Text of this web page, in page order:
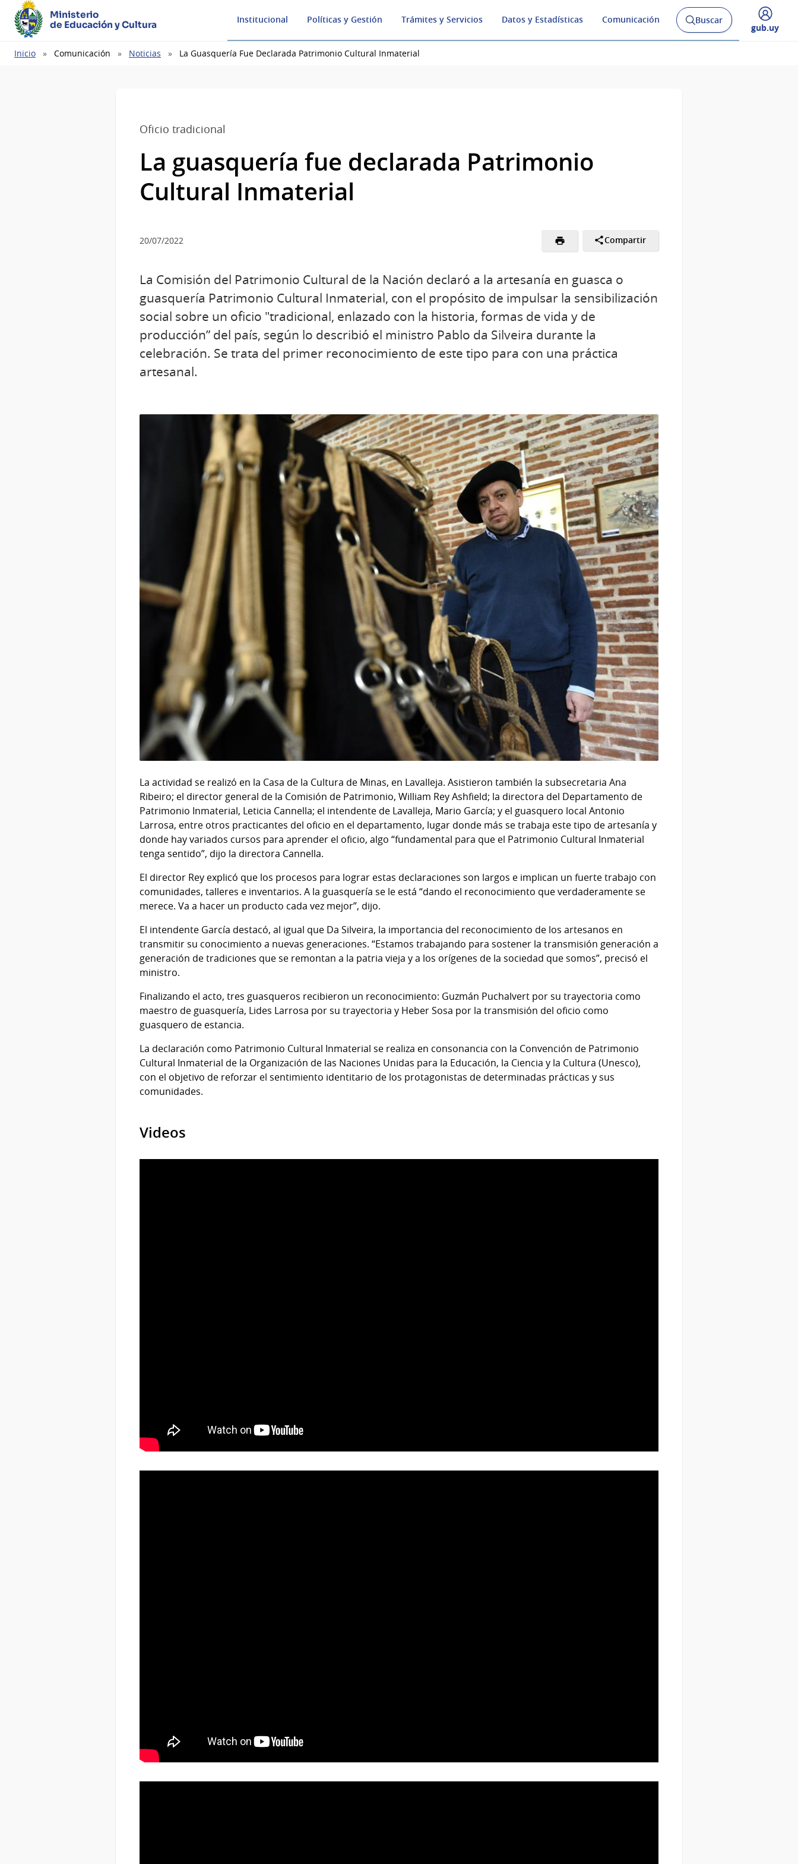
Ministerio
de Educación y Cultura
Institucional Políticas y Gestión Trámites y Servicios Datos y Estadísticas Comunicación
Abrir
buscador
Buscar
Desplegar
gub.uy
Ruta
Inicio Comunicación Noticias La Guasquería Fue Declarada Patrimonio Cultural Inmaterial
Oficio tradicional
La guasquería fue declarada Patrimonio
Cultural Inmaterial
20/07/2022 Compartir
La Comisión del Patrimonio Cultural de la Nación declaró a la artesanía en guasca o
guasquería Patrimonio Cultural Inmaterial, con el propósito de impulsar la sensibilización
social sobre un oficio "tradicional, enlazado con la historia, formas de vida y de
producción” del país, según lo describió el ministro Pablo da Silveira durante la
celebración. Se trata del primer reconocimiento de este tipo para con una práctica
artesanal.
La actividad se realizó en la Casa de la Cultura de Minas, en Lavalleja. Asistieron también la subsecretaria Ana
Ribeiro; el director general de la Comisión de Patrimonio, William Rey Ashfield; la directora del Departamento de
Patrimonio Inmaterial, Leticia Cannella; el intendente de Lavalleja, Mario García; y el guasquero local Antonio
Larrosa, entre otros practicantes del oficio en el departamento, lugar donde más se trabaja este tipo de artesanía y
donde hay variados cursos para aprender el oficio, algo “fundamental para que el Patrimonio Cultural Inmaterial
tenga sentido”, dijo la directora Cannella.
El director Rey explicó que los procesos para lograr estas declaraciones son largos e implican un fuerte trabajo con
comunidades, talleres e inventarios. A la guasquería se le está “dando el reconocimiento que verdaderamente se
merece. Va a hacer un producto cada vez mejor”, dijo.
El intendente García destacó, al igual que Da Silveira, la importancia del reconocimiento de los artesanos en
transmitir su conocimiento a nuevas generaciones. “Estamos trabajando para sostener la transmisión generación a
generación de tradiciones que se remontan a la patria vieja y a los orígenes de la sociedad que somos”, precisó el
ministro.
Finalizando el acto, tres guasqueros recibieron un reconocimiento: Guzmán Puchalvert por su trayectoria como
maestro de guasquería, Lides Larrosa por su trayectoria y Heber Sosa por la transmisión del oficio como
guasquero de estancia.
La declaración como Patrimonio Cultural Inmaterial se realiza en consonancia con la Convención de Patrimonio
Cultural Inmaterial de la Organización de las Naciones Unidas para la Educación, la Ciencia y la Cultura (Unesco),
con el objetivo de reforzar el sentimiento identitario de los protagonistas de determinadas prácticas y sus
comunidades.
Videos